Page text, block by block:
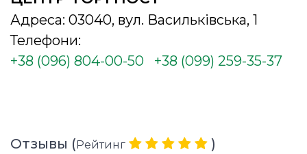
Адреса: 03040, вул. Васильківська, 1
Телефони:
+38 (096) 804-00-50
+38 (099) 259-35-37
Отзывы (Рейтинг )